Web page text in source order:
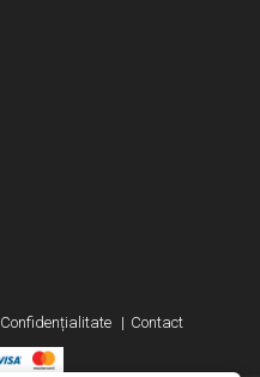
Confidențialitate Contact